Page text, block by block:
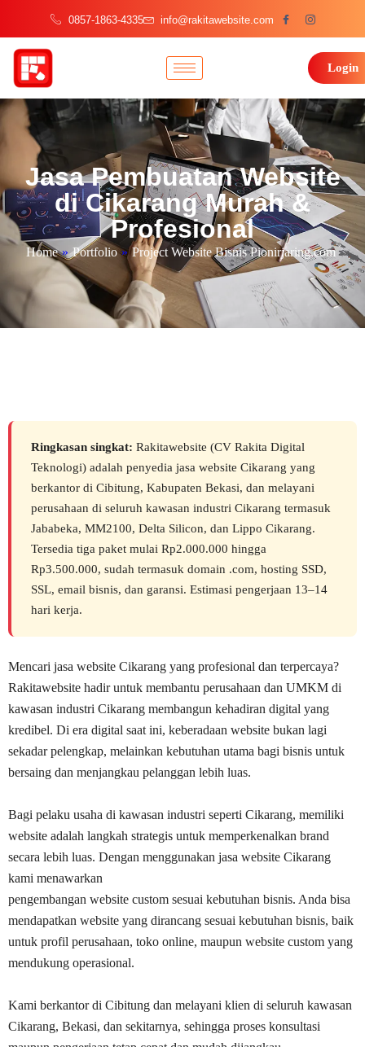
0857-1863-4335 info@rakitawebsite.com
Login
Jasa Pembuatan Website
di Cikarang Murah &
Profesional
Home » Portfolio » Project Website Bisnis Pionirjaring.com
Ringkasan singkat: Rakitawebsite (CV Rakita Digital
Teknologi) adalah penyedia jasa website Cikarang yang
berkantor di Cibitung, Kabupaten Bekasi, dan melayani
perusahaan di seluruh kawasan industri Cikarang termasuk
Jababeka, MM2100, Delta Silicon, dan Lippo Cikarang.
Tersedia tiga paket mulai Rp2.000.000 hingga
Rp3.500.000, sudah termasuk domain .com, hosting SSD,
SSL, email bisnis, dan garansi. Estimasi pengerjaan 13–14
hari kerja.
Mencari jasa website Cikarang yang profesional dan terpercaya?
Rakitawebsite hadir untuk membantu perusahaan dan UMKM di
kawasan industri Cikarang membangun kehadiran digital yang
kredibel. Di era digital saat ini, keberadaan website bukan lagi
sekadar pelengkap, melainkan kebutuhan utama bagi bisnis untuk
bersaing dan menjangkau pelanggan lebih luas.
Bagi pelaku usaha di kawasan industri seperti Cikarang, memiliki
website adalah langkah strategis untuk memperkenalkan brand
secara lebih luas. Dengan menggunakan jasa website Cikarang
kami menawarkan
pengembangan website custom sesuai kebutuhan bisnis. Anda bisa
mendapatkan website yang dirancang sesuai kebutuhan bisnis, baik
untuk profil perusahaan, toko online, maupun website custom yang
mendukung operasional.
Kami berkantor di Cibitung dan melayani klien di seluruh kawasan
Cikarang, Bekasi, dan sekitarnya, sehingga proses konsultasi